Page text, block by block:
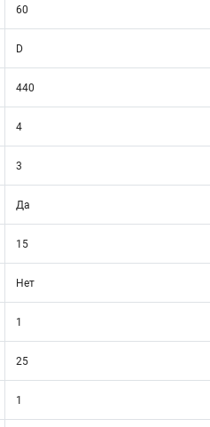
60
D
440
4
3
Да
15
Нет
1
25
1